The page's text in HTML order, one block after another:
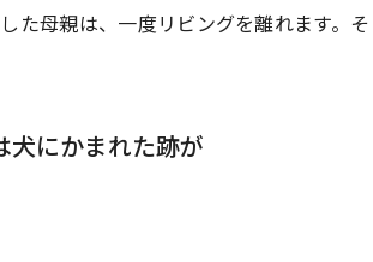
た母親は、一度リビングを離れます。そ
犬にかまれた跡が